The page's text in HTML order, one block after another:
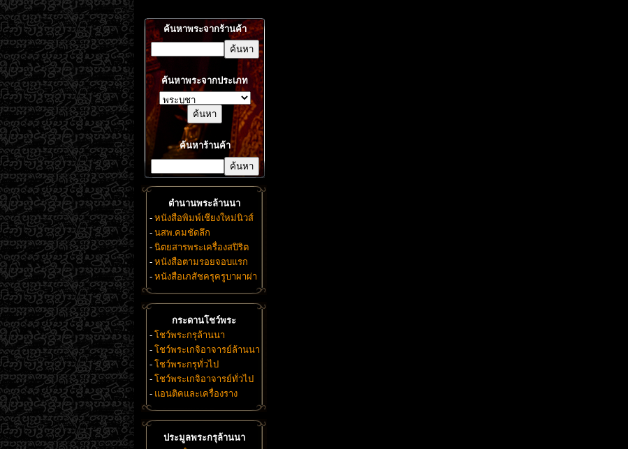
ค้นหาพระจากร้านค้า
ค้นหาพระจากประเภท
ค้นหาร้านค้า
ตำนานพระล้านนา
- หนังสือพิมพ์เชียงใหม่นิวส์
- นสพ.คมชัดลึก
- นิตยสารพระเครื่องสปิริต
- หนังสือตามรอยจอบแรก
- หนังสือเภสัชครุครูบาผาผ่า
กระดานโชว์พระ
- โชว์พระกรุล้านนา
- โชว์พระเกจิอาจารย์ล้านนา
- โชว์พระกรุทั่วไป
- โชว์พระเกจิอาจารย์ทั่วไป
- แอนติคและเครื่องราง
ประมูลพระกรุล้านนา